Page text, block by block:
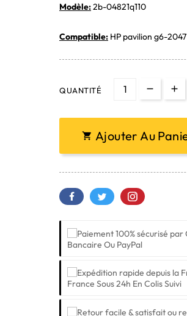
Modèle:2b-04821q110
Compatible: HP pavilion g6-
QUANTITÉ
 Ajouter Au
Bancaire Ou PayPal
France Sous 24h En Colis Suivi